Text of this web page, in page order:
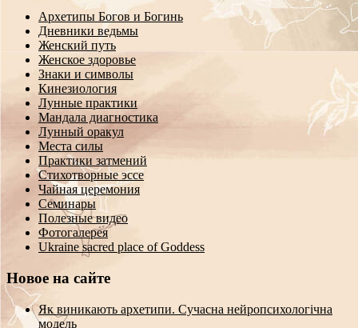
Архетипы Богов и Богинь
Дневники ведьмы
Женский путь
Женское здоровье
Знаки и символы
Кинезиология
Лунные практики
Мандала диагностика
Лунный оракул
Места силы
Практики затмений
Стихотворные эссе
Чайная церемония
Семинары
Полезные видео
Фотогалерея
Ukraine sacred place of Goddess
Новое на сайте
Як виникають архетипи. Сучасна нейропсихологічна
модель